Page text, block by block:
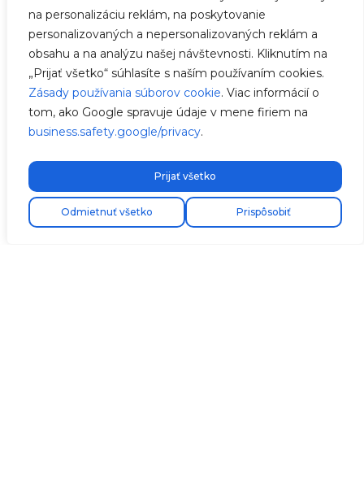
na personalizáciu reklám, na poskytovanie
personalizovaných a nepersonalizovaných reklám a
obsahu a na analýzu našej návštevnosti. Kliknutím na
„Prijať všetko“ súhlasíte s naším používaním cookies.
Zásady používania súborov cookie. Viac informácií o
tom, ako Google spravuje údaje v mene firiem na
business.safety.google/privacy.
Prispôsobiť
Odmietnuť všetko
Prijať všetko